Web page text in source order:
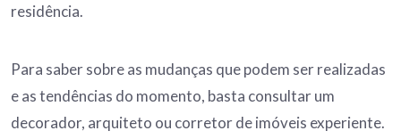
residência.
Para saber sobre as mudanças que podem ser realizadas
e as tendências do momento, basta consultar um
decorador, arquiteto ou corretor de imóveis experiente.